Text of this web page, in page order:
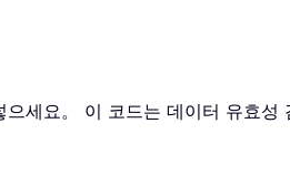
세요。 이 코드는 데이터 유효성